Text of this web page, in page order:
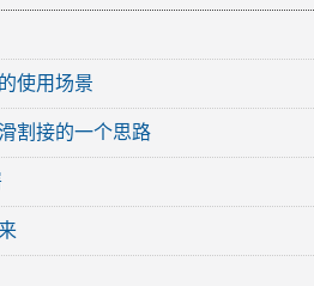
使用场景
割接的一个思路